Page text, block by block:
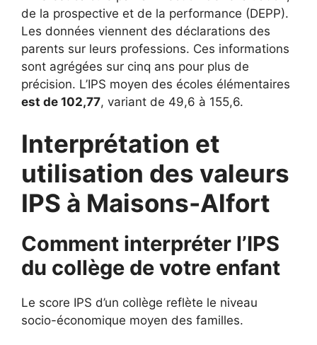
de la prospective et de la performance (DEPP).
Les données viennent des déclarations des
parents sur leurs professions. Ces informations
sont agrégées sur cinq ans pour plus de
précision. L’IPS moyen des écoles élémentaires
est de 102,77, variant de 49,6 à 155,6.
Interprétation et
utilisation des valeurs
IPS à Maisons-Alfort
Comment interpréter l’IPS
du collège de votre enfant
Le score IPS d’un collège reflète le niveau
socio-économique moyen des familles.